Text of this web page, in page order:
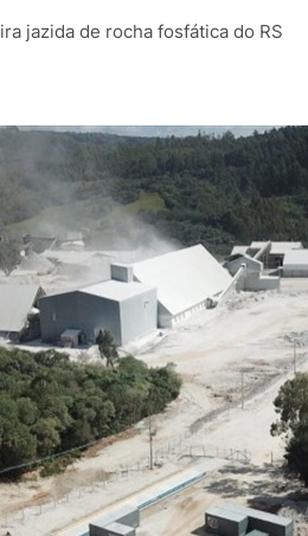
jazida de rocha fosfática do RS